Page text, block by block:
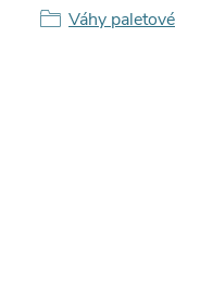
Váhy paletové